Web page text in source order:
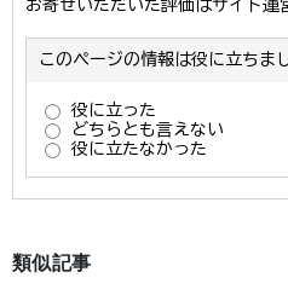
類似記事